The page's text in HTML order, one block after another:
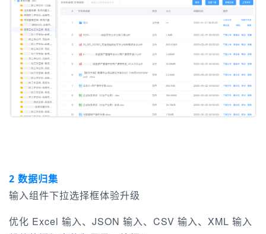
2 数据归集
输入组件下拉选择框体验升级
优化 Excel 输入、JSON 输入、CSV 输入、XML 输入